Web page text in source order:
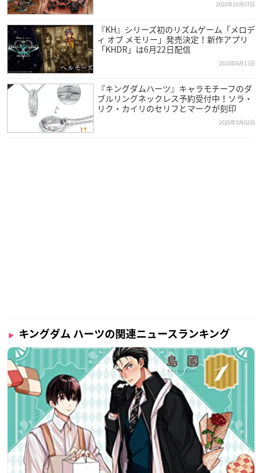
2020年10月07日
『KH』シリーズ初のリズムゲーム「メロデ
ィ オブ メモリー」発売決定！新作アプリ
「KHDR」は6月22日配信
2020年6月17日
『キングダムハーツ』キャラモチーフのダ
ブルリングネックレス予約受付中！ソラ・
リク・カイリのセリフとマークが刻印
2020年5月02日
キングダム ハーツの関連ニュースランキング